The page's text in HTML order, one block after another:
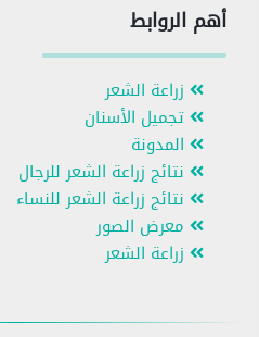
أهم الروابط
زراعة الشعر
تجميل الأسنان
المدونة
نتائج زراعة الشعر للرجال
نتائج زراعة الشعر للنساء
معرض الصور
زراعة الشعر